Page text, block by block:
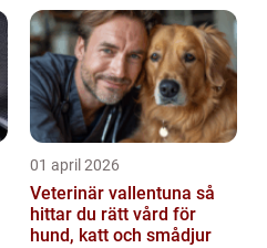
01 april 2026
Veterinär vallentuna så
hittar du rätt vård för
hund, katt och smådjur